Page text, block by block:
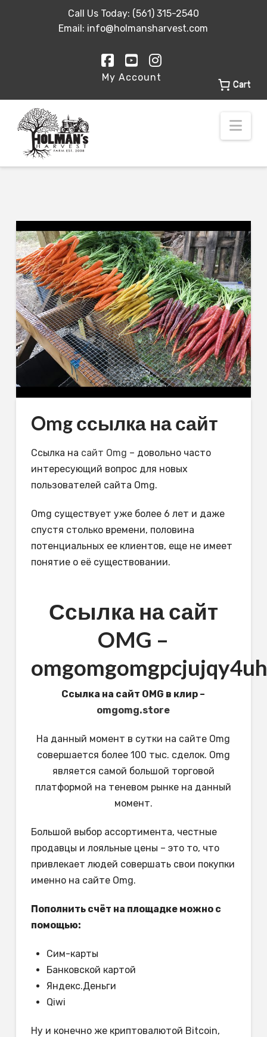
Call Us Today: (561) 315-2540
Email: info@holmansharvest.com
Facebook
YouTubeInstagram
Cart
My Account
Omg ссылка на сайт
Ссылка на сайт Omg – довольно часто
интересующий вопрос для новых
пользователей сайта Omg.
Omg существует уже более 6 лет и даже
спустя столько времени, половина
потенциальных ее клиентов, еще не имеет
понятие о её существовании.
Ссылка на сайт
OMG –
Ссылка на сайт OMG в клир –
omgomg.store
На данный момент в сутки на сайте Omg
совершается более 100 тыс. сделок. Omg
является самой большой торговой
платформой на теневом рынке на данный
момент.
Большой выбор ассортимента, честные
продавцы и лояльные цены – это то, что
привлекает людей совершать свои покупки
именно на сайте Omg.
Пополнить счёт на площадке можно с
помощью:
Сим-карты
Банковской картой
Яндекс.Деньги
Qiwi
Ну и конечно же криптовалютой Bitcoin,